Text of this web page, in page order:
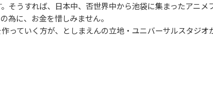
そうすれば、日本中、否世界中から池袋に集まったアニメ
為に、お金を惜しみません。
ていく方が、としまえんの立地・ユニバーサルスタジオ